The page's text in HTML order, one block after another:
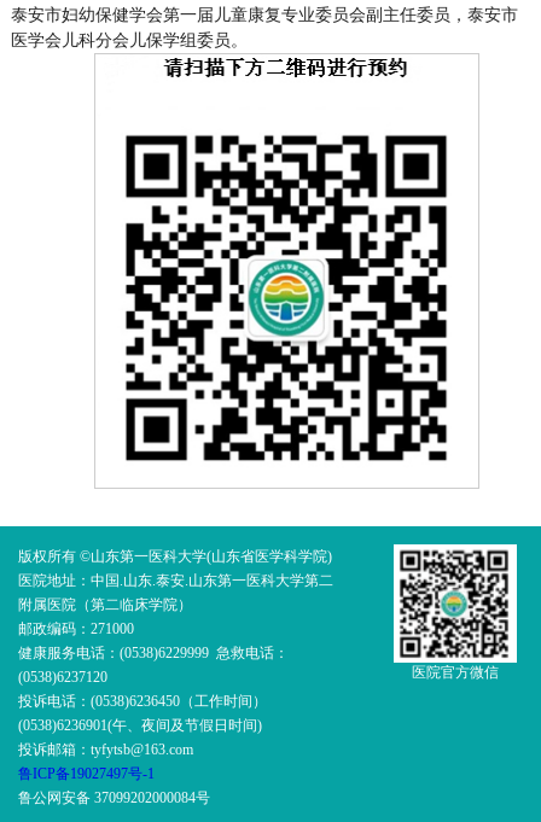
泰安市妇幼保健学会第一届儿童康复专业委员会副主任委员，泰安市
医学会儿科分会儿保学组委员。
版权所有 ©山东第一医科大学(山东省医学科学院)
医院地址：中国.山东.泰安.山东第一医科大学第二
附属医院（第二临床学院）
邮政编码：271000
健康服务电话：(0538)6229999 急救电话：
(0538)6237120
投诉电话：(0538)6236450（工作时间）
(0538)6236901(午、夜间及节假日时间)
投诉邮箱：tyfytsb@163.com
鲁ICP备19027497号-1
鲁公网安备 37099202000084号
医院官方微信